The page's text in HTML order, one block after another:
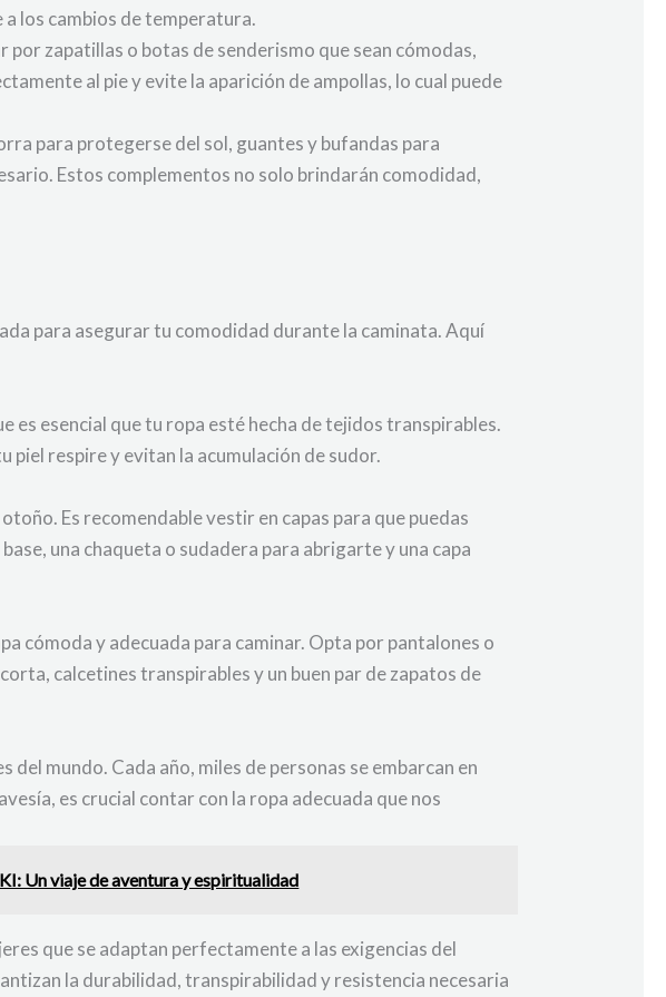
los cambios de temperatura.
zapatillas o botas de senderismo que sean cómodas,
al pie y evite la aparición de ampollas, lo cual puede
para protegerse del sol, guantes y bufandas para
Estos complementos no solo brindarán comodidad,
para asegurar tu comodidad durante la caminata. Aquí
es esencial que tu ropa esté hecha de tejidos transpirables.
piel respire y evitan la acumulación de sudor.
Es recomendable vestir en capas para que puedas
una chaqueta o sudadera para abrigarte y una capa
cómoda y adecuada para caminar. Opta por pantalones o
calcetines transpirables y un buen par de zapatos de
mundo. Cada año, miles de personas se embarcan en
es crucial contar con la ropa adecuada que nos
Un viaje de aventura y espiritualidad
que se adaptan perfectamente a las exigencias del
la durabilidad, transpirabilidad y resistencia necesaria